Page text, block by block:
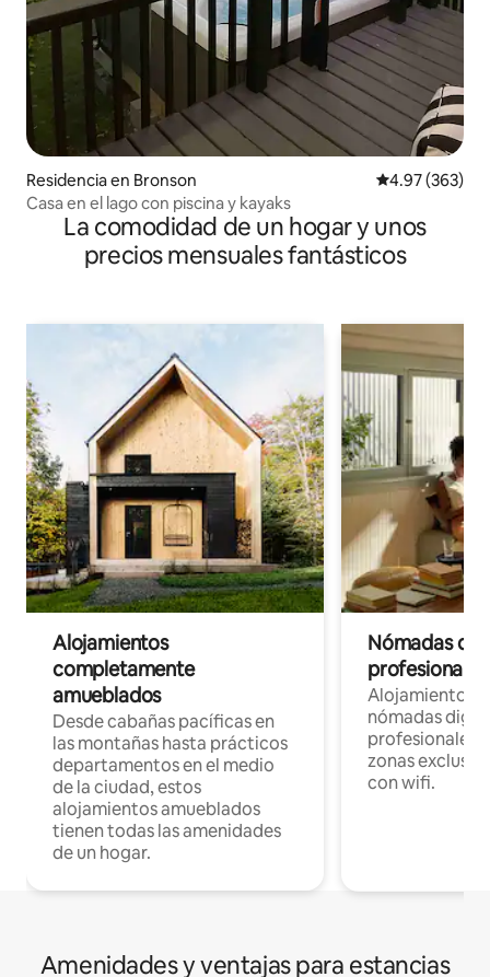
Residencia en Bronson Calificación
4.97 (363)
Casa en el lago con piscina y kayaks
La comodidad de un hogar y unos
precios mensuales fantásticos
Alojamientos
completamente
amueblados
Desde cabañas pacíficas en
las montañas hasta prácticos
departamentos en el medio
de la ciudad, estos
alojamientos amueblados
tienen todas las amenidades
de un hogar.
Nómadas
Alojamientos
nómadas
profesionales
zonas
con wifi.
Amenidades y ventajas para estancias